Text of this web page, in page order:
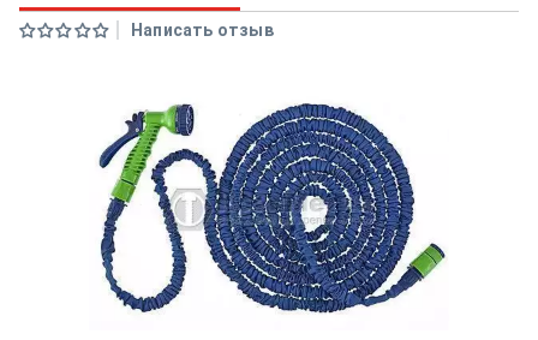
Написать отзыв